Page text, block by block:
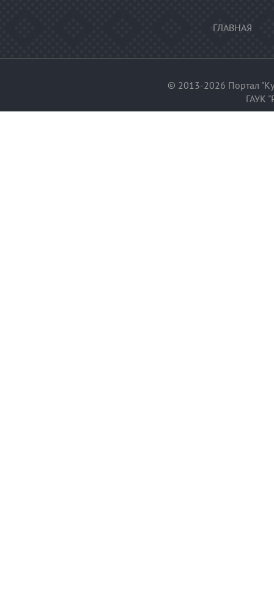
ГЛАВНАЯ
© 2013-2026 Портал
ГАУК